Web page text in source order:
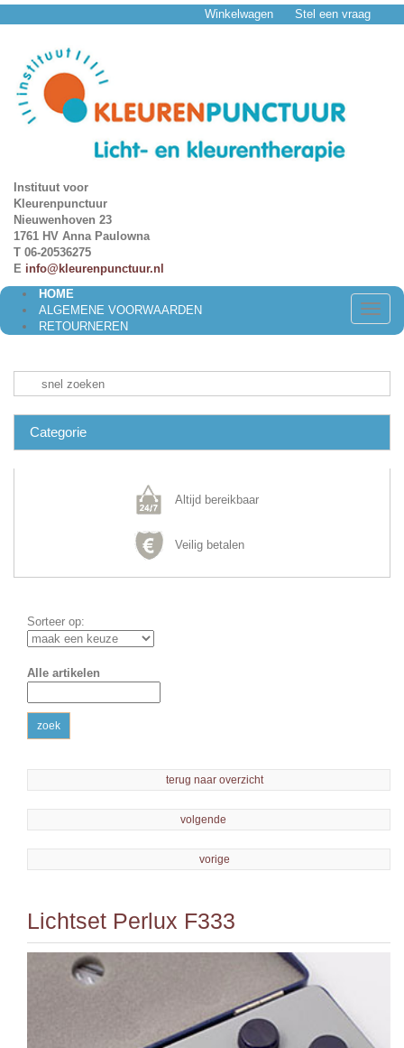
Winkelwagen Stel een vraag
Instituut voor
Kleurenpunctuur
Nieuwenhoven 23
1761 HV Anna Paulowna
T 06-20536275
E info@kleurenpunctuur.nl
Toggle
HOME
ALGEMENE VOORWAARDEN
RETOURNEREN
Categorie
Altijd bereikbaar
Veilig betalen
Sorteer op:
Alle artikelen
zoek
terug naar overzicht
volgende
vorige
Lichtset Perlux F333